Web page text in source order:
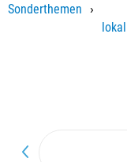
Sonderthemen ›
lokal